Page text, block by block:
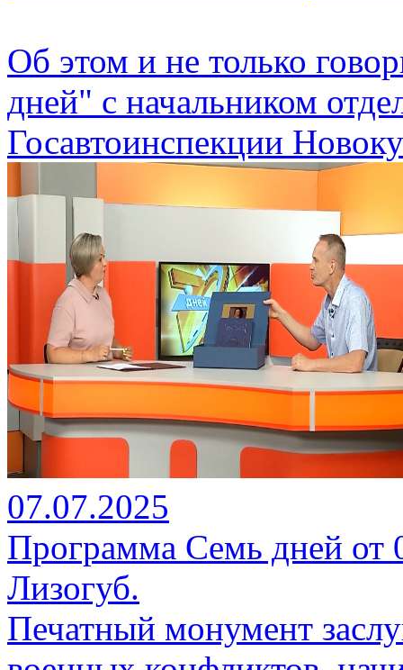
Об этом и не только
дней" с начальником
Госавтоинспекции
07.07.2025
Программа Семь дней от
Лизогуб.
Печатный монумент